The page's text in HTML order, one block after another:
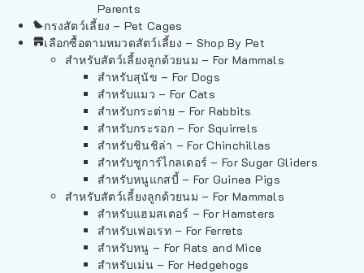
Parents
กรงสัตว์เลี้ยง – Pet Cages
เลือกซื้อตามหมวดสัตว์เลี้ยง – Shop By Pet
สำหรับสัตว์เลี้ยงลูกด้วยนม – For Mammals
สำหรับสุนัข – For Dogs
สำหรับแมว – For Cats
สำหรับกระต่าย – For Rabbits
สำหรับกระรอก – For Squirrels
สำหรับชินชิล่า – For Chinchillas
สำหรับชูการ์ไกลเดอร์ – For Sugar Gliders
สำหรับหนูแกสบี้ – For Guinea Pigs
สำหรับสัตว์เลี้ยงลูกด้วยนม – For Mammals
สำหรับแฮมสเตอร์ – For Hamsters
สำหรับเฟอเรท – For Ferrets
สำหรับหนู – For Rats and Mice
สำหรับเม่น – For Hedgehogs